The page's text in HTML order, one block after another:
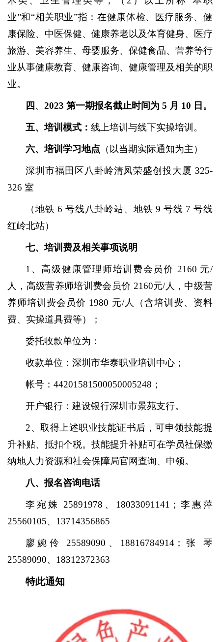
业”和“相关职业”指：在健康体检、医疗服务、健
康保险、中医保健、健康养老以及体育健身、医疗
旅游、美容养生、母婴服务、保健食品、营养等行
业从事健康教育、健康咨询、健康管理及相关的职
业。
四 、 2023 第一期报名截止时间为 5 月 10 日。
五、培训模式： 线上培训与线下实操培训。
六、培训学习地点 （以当期实际通知为主）
深圳市福田区八卦岭清凤荣盛创投大厦 325-
326 室
（地铁 6 号线八卦岭站、地铁 9 号线 7 号线
红岭北站）
七、培训费及相关事项说明
1、高级健康管理师培训费会员价 2160 元/
人，高级营养师培训费会员价 2160元/人，中级营
养师培训费会员价 1980 元/人（含培训费、资料
费、实操道具费等）；
委托收款单位为：
收款单位：深圳市华泰职业培训中心；
帐号： 44201581500050005248；
开户银行：建设银行深圳市景苑支行。
2、取得上述职业技能证书后，可申领技能提
升补贴、抵扣个税。技能提升补贴可在学员社保缴
纳地人力资源和社会保障局官网查询、申领。
八、报名咨询电话
李宛姝
25891978、18033091141；李惠萍
25560105、13714356865
廖婉伶
25589090、18816784914；张 琴
25589090、18312372363
特此通知